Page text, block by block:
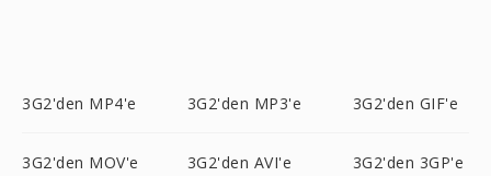
3G2'den MP4'e 3G2'den MP3'e 3G2'den GIF'e
3G2'den MOV'e 3G2'den AVI'e 3G2'den 3GP'e